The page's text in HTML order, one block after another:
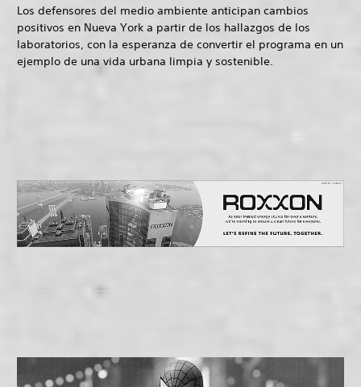
Los defensores del medio ambiente anticipan cambios
positivos en Nueva York a partir de los hallazgos de los
laboratorios, con la esperanza de convertir el programa en un
ejemplo de una vida urbana limpia y sostenible.